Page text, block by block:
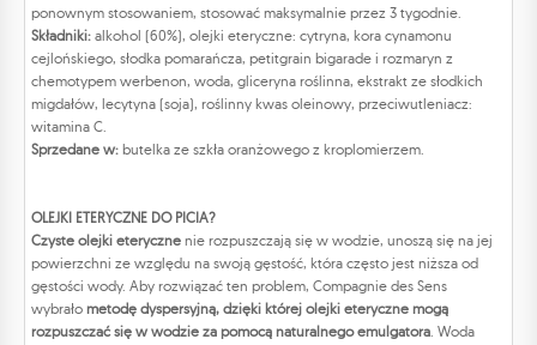
ponownym stosowaniem, stosować maksymalnie przez 3 tygodnie.
Składniki: alkohol (60%), olejki eteryczne: cytryna, kora cynamonu
cejlońskiego, słodka pomarańcza, petitgrain bigarade i rozmaryn z
chemotypem werbenon, woda, gliceryna roślinna, ekstrakt ze słodkich
migdałów, lecytyna (soja), roślinny kwas oleinowy, przeciwutleniacz:
witamina C.
Sprzedane w: butelka ze szkła oranżowego z kroplomierzem.
OLEJKI ETERYCZNE DO PICIA?
Czyste olejki eteryczne nie rozpuszczają się w wodzie, unoszą się na jej
powierzchni ze względu na swoją gęstość, która często jest niższa od
gęstości wody. Aby rozwiązać ten problem, Compagnie des Sens
wybrało metodę dyspersyjną, dzięki której olejki eteryczne mogą
rozpuszczać się w wodzie za pomocą naturalnego emulgatora . Woda